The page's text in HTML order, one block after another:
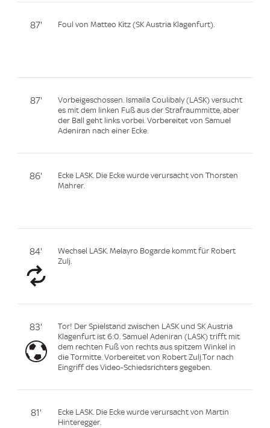
87' Foul von Matteo Kitz (SK Austria Klagenfurt).
87'
Vorbeigeschossen. Ismaila Coulibaly (LASK) versucht
es mit dem linken Fuß aus der Strafraummitte, aber
der Ball geht links vorbei. Vorbereitet von Samuel
Adeniran nach einer Ecke.
86'
Ecke LASK. Die Ecke wurde verursacht von Thorsten
Mahrer.
84'
Wechsel LASK. Melayro Bogarde kommt für Robert
Zulj.
83'
Tor! Der Spielstand zwischen LASK und SK Austria
Klagenfurt ist 6:0. Samuel Adeniran (LASK) trifft mit
dem rechten Fuß von rechts aus spitzem Winkel in
die Tormitte. Vorbereitet von Robert Zulj.Tor nach
Eingriff des Video-Schiedsrichters gegeben.
81'
Ecke LASK. Die Ecke wurde verursacht von Martin
Hinteregger.